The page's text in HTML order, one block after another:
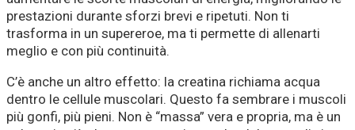
prestazioni durante sforzi brevi e ripetuti. Non ti
trasforma in un supereroe, ma ti permette di allenarti
meglio e con più continuità.
C’è anche un altro effetto: la creatina richiama acqua
dentro le cellule muscolari. Questo fa sembrare i muscoli
più gonfi, più pieni. Non è “massa” vera e propria, ma è un